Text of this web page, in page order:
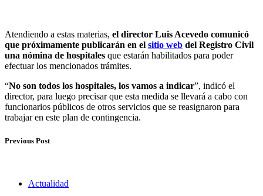
Atendiendo a estas materias, el director Luis Acevedo comunicó
que próximamente publicarán en el sitio web del Registro Civil
una nómina de hospitales que estarán habilitados para poder
efectuar los mencionados trámites.
“No son todos los hospitales, los vamos a indicar”, indicó el
director, para luego precisar que esta medida se llevará a cabo con
funcionarios públicos de otros servicios que se reasignaron para
trabajar en este plan de contingencia.
Previous Post
Actualidad